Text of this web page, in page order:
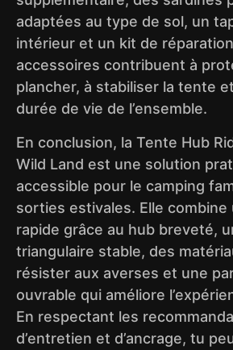
adaptées au type de sol, un
intérieur et un kit de
accessoires contribuent à
plancher, à stabiliser la tente
durée de vie de l’ensemble.
En conclusion, la Tente Hub
Wild Land est une solution
accessible pour le camping
sorties estivales. Elle combine
rapide grâce au hub breveté,
triangulaire stable, des
résister aux averses et une
ouvrable qui améliore
En respectant les
d’entretien et d’ancrage, tu